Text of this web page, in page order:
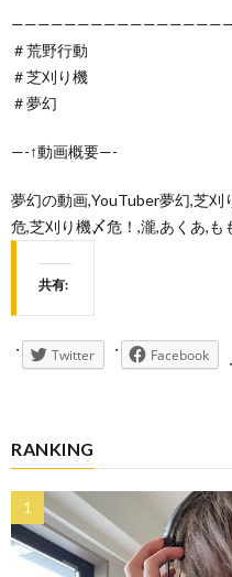
＃荒野行動
＃芝刈り機
＃夢幻
—-↑動画概要—-
夢幻の動画,YouTuber夢幻,芝刈
危,芝刈り機〆危！,瀧,あくあ,も
共有:
Twitter Facebook
RANKING